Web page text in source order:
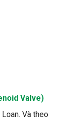
Valve)
Và theo